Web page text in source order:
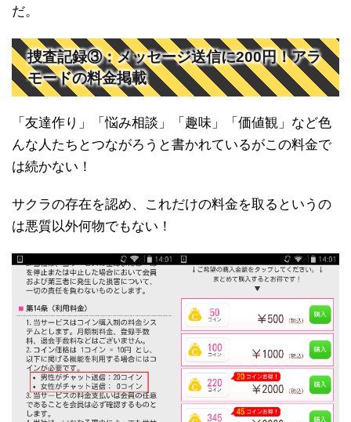
だ。
捜査記録③：メッセージ送信に200円！アラ
モードの料金掲載
「友達作り」「悩み相談」「趣味」「価値観」など色
んな人たちとつながろうと書かれているがこの料金で
は続かない！
サクラの存在を認め、これだけの料金を取るというの
は悪質以外何物でもない！